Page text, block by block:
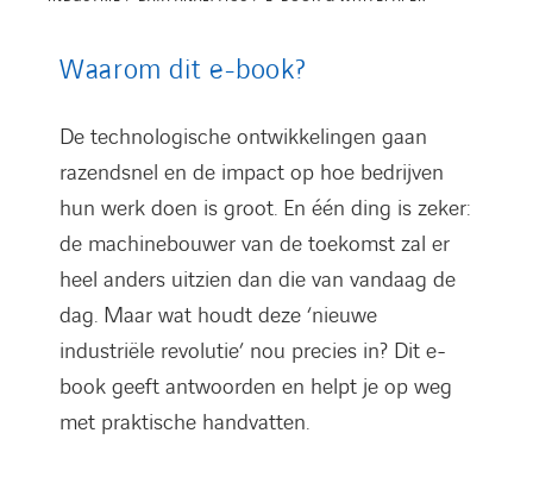
Werken bij Axians
Waarom dit e-book?
De technologische ontwikkelingen gaan
razendsnel en de impact op hoe bedrijven
hun werk doen is groot. En één ding is zeker:
de machinebouwer van de toekomst zal er
heel anders uitzien dan die van vandaag de
dag. Maar wat houdt deze ‘nieuwe
industriële revolutie’ nou precies in? Dit e-
book geeft antwoorden en helpt je op weg
met praktische handvatten.